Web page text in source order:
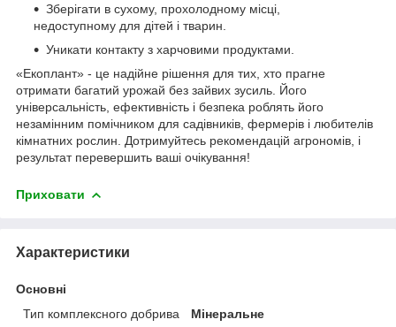
Зберігати в сухому, прохолодному місці,
недоступному для дітей і тварин.
Уникати контакту з харчовими продуктами.
«Екоплант» - це надійне рішення для тих, хто прагне
отримати багатий урожай без зайвих зусиль. Його
універсальність, ефективність і безпека роблять його
незамінним помічником для садівників, фермерів і любителів
кімнатних рослин. Дотримуйтесь рекомендацій агрономів, і
результат перевершить ваші очікування!
Приховати
Характеристики
Основні
Тип комплексного добрива
Мінеральне